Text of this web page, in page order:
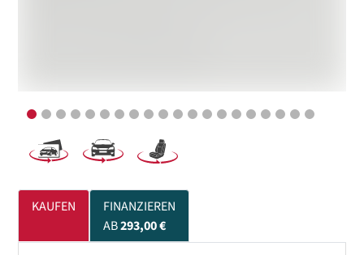
KAUFEN
FINANZIEREN
AB293,00 €